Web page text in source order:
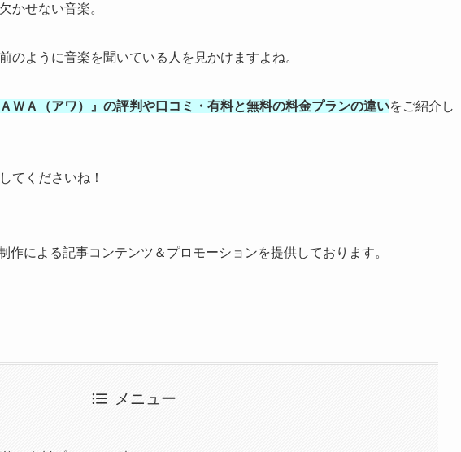
かせない音楽。
のように音楽を聞いている人を見かけますよね。
ＡＷＡ（アワ）』の評判や口コミ・有料と無料の料金プランの違いをご紹介し
てくださいね！
作による記事コンテンツ＆プロモーションを提供しております。
メニュー